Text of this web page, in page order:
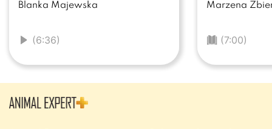
Blanka Majewska
(6:36)
Marzena
(7:00)